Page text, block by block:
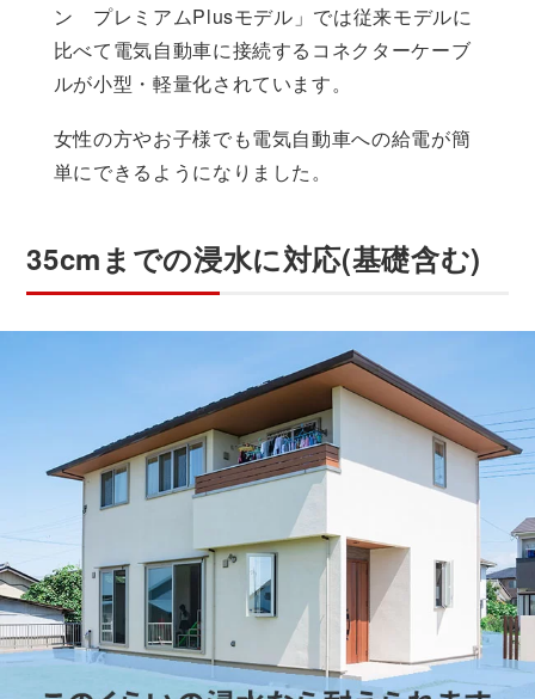
ン プレミアムPlusモデル」では従来モデルに
比べて電気自動車に接続するコネクターケーブ
ルが小型・軽量化されています。
女性の方やお子様でも電気自動車への給電が簡
単にできるようになりました。
35cmまでの浸水に対応(基礎含む)